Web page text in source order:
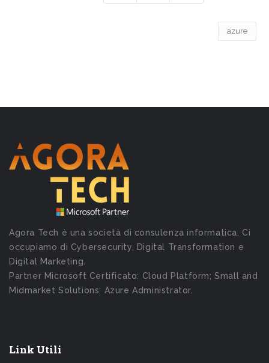
azure
Agora Tech è una società di consulenza informatica. Ci
occupiamo di Cybersecurity, Digital Transformation e
Digital Marketing.
Partner Microsoft Certificato: Cloud Platform; Small and
Midmarket Solutions; Azure Administrator.
Link Utili